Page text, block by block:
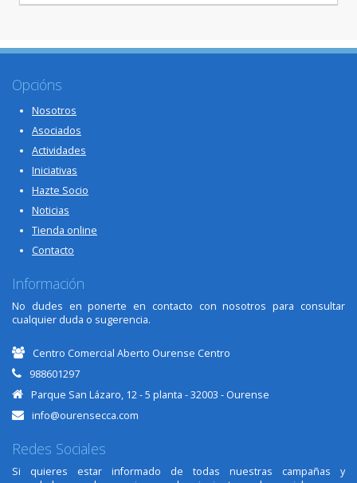
Opcións
Nosotros
Asociados
Actividades
Iniciativas
Hazte Socio
Noticias
Tienda online
Contacto
Información
No dudes en ponerte en contacto con nosotros para consultar
cualquier duda o sugerencia.
Centro Comercial Aberto Ourense Centro
988601297
Parque San Lázaro, 12 - 5 planta - 32003 - Ourense
info@ourensecca.com
Redes Sociales
Si quieres estar informado de todas nuestras campañas y